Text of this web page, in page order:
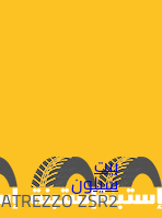
بيت
سيلون
ATREZZO ZSR2